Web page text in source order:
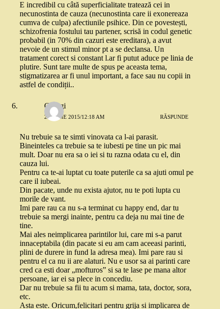
E incredibil cu câtă superficialitate tratează cei in
necunostinta de cauza (necunostinta care ii exonereaza
cumva de culpa) afectiunile psihice. Din ce povestești,
schizofrenia fostului tau partener, scrisă in codul genetic
probabil (in 70% din cazuri este ereditara), a avut
nevoie de un stimul minor pt a se declansa. Un
tratament corect si constant l.ar fi putut aduce pe linia de
plutire. Sunt tare multe de spus pe aceasta tema,
stigmatizarea ar fi unul important, a face sau nu copii in
astfel de condiții..
Georgi
28 IUNIE 2015/12:18 AM RĂSPUNDE
Nu trebuie sa te simti vinovata ca l-ai parasit.
Bineinteles ca trebuie sa te iubesti pe tine un pic mai
mult. Doar nu era sa o iei si tu razna odata cu el, din
cauza lui.
Pentru ca te-ai luptat cu toate puterile ca sa ajuti omul pe
care il iubeai.
Din pacate, unde nu exista ajutor, nu te poti lupta cu
morile de vant.
Imi pare rau ca nu s-a terminat cu happy end, dar tu
trebuie sa mergi inainte, pentru ca deja nu mai tine de
tine.
Mai ales neimplicarea parintilor lui, care mi s-a parut
innaceptabila (din pacate si eu am cam aceeasi parinti,
plini de durere in fund la adresa mea). Imi pare rau si
pentru el ca nu ii are alaturi. Nu e usor sa ai parinti care
cred ca esti doar „mofturos” si sa te lase pe mana altor
persoane, iar ei sa plece in concediu.
Dar nu trebuie sa fii tu acum si mama, tata, doctor, sora,
etc.
Asta este. Oricum,felicitari pentru grija si implicarea de